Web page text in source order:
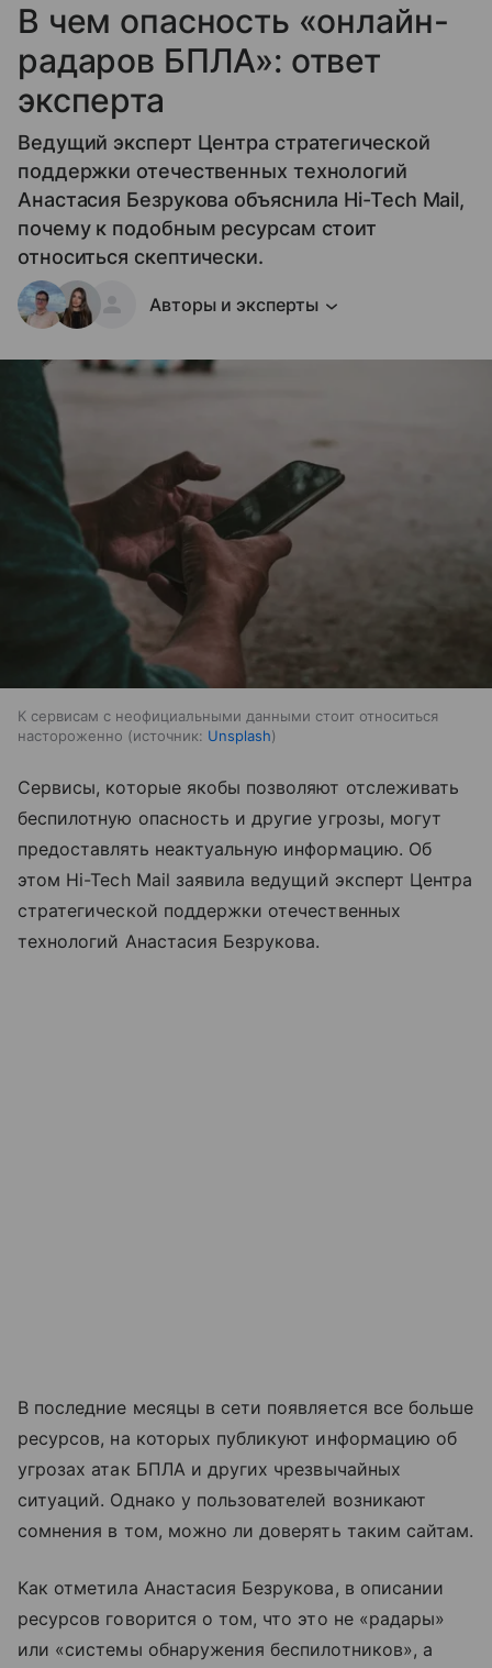
В чем опасность «онлайн-
радаров БПЛА»: ответ
эксперта
Ведущий эксперт Центра стратегической
поддержки отечественных технологий
Анастасия Безрукова объяснила Hi-Tech Mail,
почему к подобным ресурсам стоит
относиться скептически.
Авторы и эксперты
К сервисам с неофициальными данными стоит относиться
настороженно
источник: Unsplash
Сервисы, которые якобы позволяют отслеживать
беспилотную опасность и другие угрозы, могут
предоставлять неактуальную информацию. Об
этом Hi-Tech Mail заявила ведущий эксперт Центра
стратегической поддержки отечественных
технологий Анастасия Безрукова.
В последние месяцы в сети появляется все больше
ресурсов, на которых публикуют информацию об
угрозах атак БПЛА и других чрезвычайных
ситуаций. Однако у пользователей возникают
сомнения в том, можно ли доверять таким сайтам.
Как отметила Анастасия Безрукова, в описании
ресурсов говорится о том, что это не «радары»
или «системы обнаружения беспилотников», а